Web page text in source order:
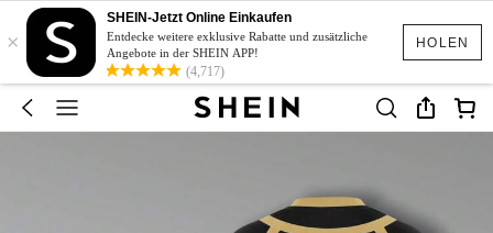
HOLEN
×
SHEIN-Jetzt Online Einkaufen
Entdecke weitere exklusive Rabatte und zusätzliche
Angebote in der SHEIN APP!
(4,717)